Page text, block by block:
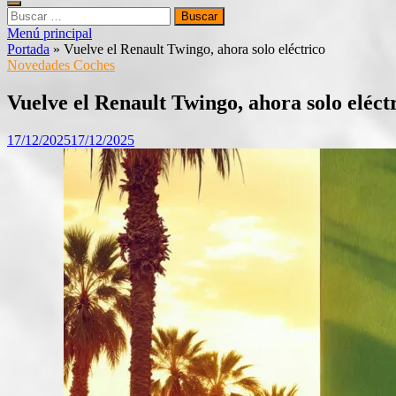
Buscar:
Menú principal
Portada » Vuelve el Renault Twingo, ahora solo eléctrico
Novedades Coches
Vuelve el Renault Twingo, ahora solo
17/12/202517/12/2025